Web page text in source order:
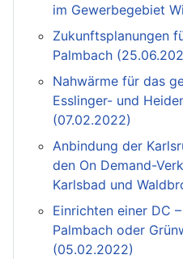
im Gewerbegebiet
Zukunftsplanungen
Palmbach
Nahwärme für das
Esslinger- und
(07.02.2022)
Anbindung der
den On Demand-
Karlsbad und
Einrichten einer DC
Palmbach oder
(05.02.2022)